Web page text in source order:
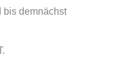
bis demnächst